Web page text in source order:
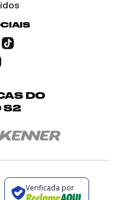
DO
S2
Verificada por